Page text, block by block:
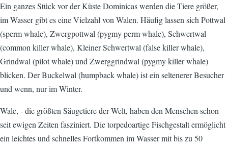
Ein ganzes Stück vor der Küste Dominicas werden die Tiere größer,
im Wasser gibt es eine Vielzahl von Walen. Häufig lassen sich Pottwal
(sperm whale), Zwergpottwal (pygmy perm whale), Schwertwal
(common killer whale), Kleiner Schwertwal (false killer whale),
Grindwal (pilot whale) und Zwerggrindwal (pygmy killer whale)
blicken. Der Buckelwal (humpback whale) ist ein seltenerer Besucher
und wenn, nur im Winter.
Wale, - die größten Säugetiere der Welt, haben den Menschen schon
seit ewigen Zeiten fasziniert. Die torpedoartige Fischgestalt ermöglicht
ein leichtes und schnelles Fortkommen im Wasser mit bis zu 50